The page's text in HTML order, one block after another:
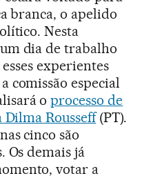
branca, o apelido
Nesta
dia de trabalho
experientes
comissão especial
oprocesso de
Rousseff(PT).
cinco são
Os demais já
votar a